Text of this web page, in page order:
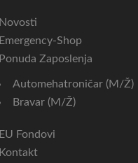
Novosti
Emergency-Shop
Ponuda Zaposlenja
Automehatroničar (m/ž)
Bravar (m/ž)
EU Fondovi
Kontakt